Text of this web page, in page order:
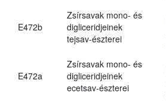
E472b
Zsírsavak mono- és
digliceridjeinek
tejsav-észterei
E472a
Zsírsavak mono- és
digliceridjeinek
ecetsav-észterei